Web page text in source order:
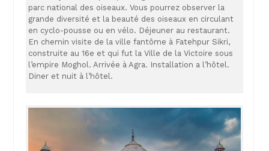
parc national des oiseaux. Vous pourrez observer la
grande diversité et la beauté des oiseaux en circulant
en cyclo-pousse ou en vélo. Déjeuner au restaurant.
En chemin visite de la ville fantôme à Fatehpur Sikri,
construite au 16e et qui fut la Ville de la Victoire sous
l’empire Moghol. Arrivée à Agra. Installation a l’hôtel.
Diner et nuit à l’hôtel.